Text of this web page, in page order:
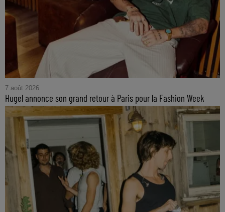
7 août 2026
Hugel annonce son grand retour à Paris pour la Fashion Week